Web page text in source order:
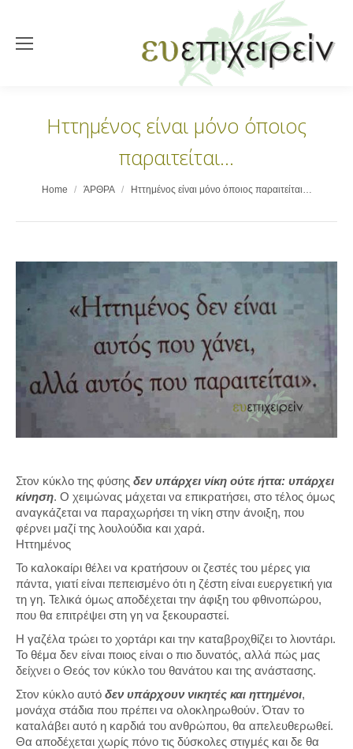
Ηττημένος είναι μόνο όποιος
παραιτείται…
You are here:
Home ΆΡΘΡΑ Ηττημένος είναι μόνο όποιος παραιτείται…
Στον κύκλο της φύσης δεν υπάρχει νίκη ούτε ήττα: υπάρχει
κίνηση. Ο χειμώνας μάχεται να επικρατήσει, στο τέλος όμως
αναγκάζεται να παραχωρήσει τη νίκη στην άνοιξη, που
φέρνει μαζί της λουλούδια και χαρά.
Ηττημένος
Το καλοκαίρι θέλει να κρατήσουν οι ζεστές του μέρες για
πάντα, γιατί είναι πεπεισμένο ότι η ζέστη είναι ευεργετική για
τη γη. Τελικά όμως αποδέχεται την άφιξη του φθινοπώρου,
που θα επιτρέψει στη γη να ξεκουραστεί.
Η γαζέλα τρώει το χορτάρι και την καταβροχθίζει το λιοντάρι.
Το θέμα δεν είναι ποιος είναι ο πιο δυνατός, αλλά πώς μας
δείχνει ο Θεός τον κύκλο του θανάτου και της ανάστασης.
Στον κύκλο αυτό δεν υπάρχουν νικητές και ηττημένοι,
μονάχα στάδια που πρέπει να ολοκληρωθούν. Όταν το
καταλάβει αυτό η καρδιά του ανθρώπου, θα απελευθερωθεί.
Θα αποδέχεται χωρίς πόνο τις δύσκολες στιγμές και δε θα